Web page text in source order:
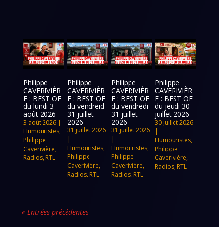
Philippe
CAVERIVIÈR
E : BEST OF
du lundi 3
août 2026
3 août 2026 |
Humouristes,
Philippe
Caverivière,
Radios, RTL
Philippe
CAVERIVIÈR
E : BEST OF
du vendreid
31 juillet
2026
31 juillet 2026
|
Humouristes,
Philippe
Caverivière,
Radios, RTL
Philippe
CAVERIVIÈR
E : BEST OF
du vendredi
31 juillet
2026
31 juillet 2026
|
Humouristes,
Philippe
Caverivière,
Radios, RTL
Philippe
CAVERIVIÈR
E : BEST OF
du jeudi 30
juillet 2026
30 juillet 2026
|
Humouristes,
Philippe
Caverivière,
Radios, RTL
« Entrées précédentes